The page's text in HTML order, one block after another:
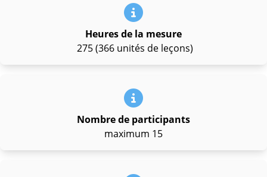
Heures de la mesure
275 (366 unités de leçons)
Nombre de participants
maximum 15